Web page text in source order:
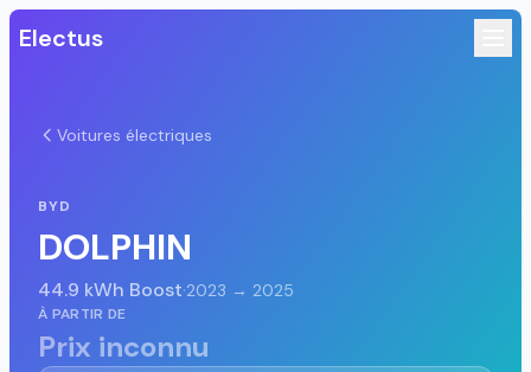
Electus
Voitures électriques
BYD
DOLPHIN
44.9 kWh Boost·2023 → 2025
À PARTIR DE
Prix inconnu